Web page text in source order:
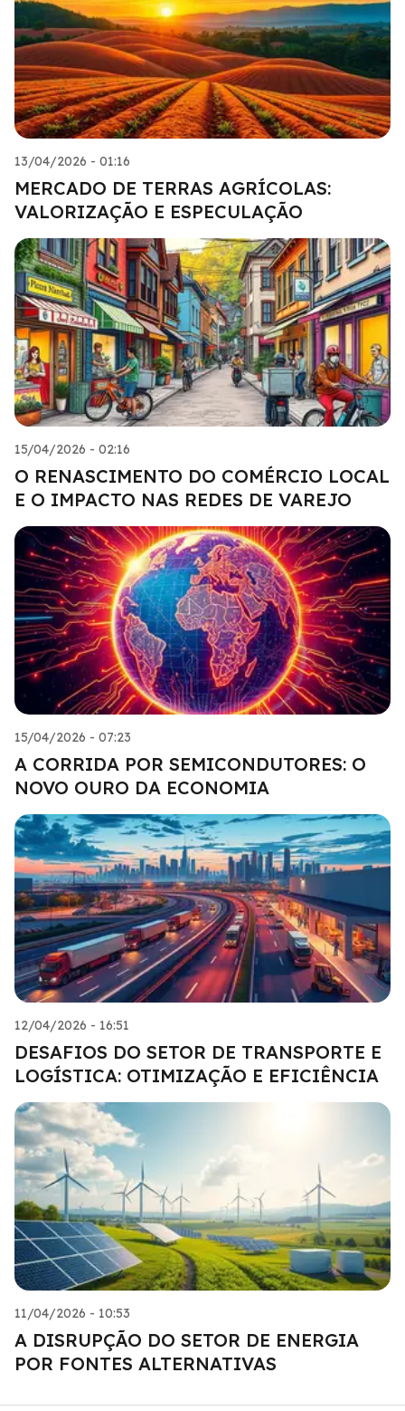
13/04/2026 - 01:16
MERCADO DE TERRAS AGRÍCOLAS:
VALORIZAÇÃO E ESPECULAÇÃO
15/04/2026 - 02:16
O RENASCIMENTO DO COMÉRCIO LOCAL
E O IMPACTO NAS REDES DE VAREJO
15/04/2026 - 07:23
A CORRIDA POR SEMICONDUTORES: O
NOVO OURO DA ECONOMIA
12/04/2026 - 16:51
DESAFIOS DO SETOR DE TRANSPORTE E
LOGÍSTICA: OTIMIZAÇÃO E EFICIÊNCIA
11/04/2026 - 10:53
A DISRUPÇÃO DO SETOR DE ENERGIA
POR FONTES ALTERNATIVAS